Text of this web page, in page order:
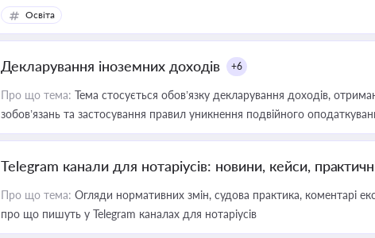
Освіта
Декларування іноземних доходів +6
Про що тема: Тема стосується обов’язку декларування доходів,
зобов’язань та застосування правил уникнення подвійного
Telegram канали для нотаріусів: новини, кейси,
Про що тема: Огляди нормативних змін, судова практика, коментарі
про що пишуть у Telegram каналах для нотаріусів